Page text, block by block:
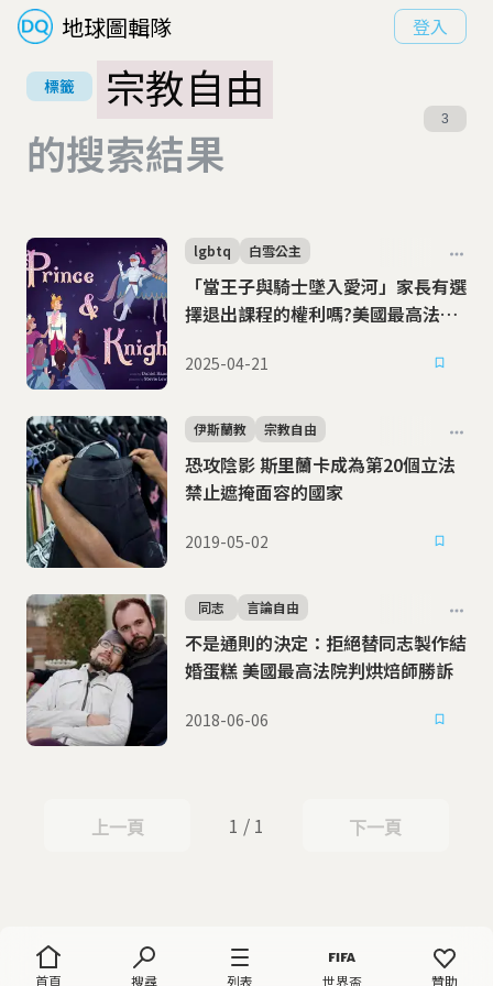
地球圖輯隊 登入
首頁 搜尋 列表 世界盃 贊助
標籤
宗教自由
的搜索結果
3
「當王子與騎士墜入愛河」家長有選
擇退出課程的權利嗎?美國最高法院
lgbtq 白雪公主
2025-04-21
恐攻陰影 斯里蘭卡成為第20個立法
禁止遮掩面容的國家
伊斯蘭教 宗教自由
2019-05-02
不是通則的決定：拒絕替同志製作結
婚蛋糕 美國最高法院判烘焙師勝訴
同志 言論自由
2018-06-06
上一頁
上一頁 1 / 1 下一頁
下一頁